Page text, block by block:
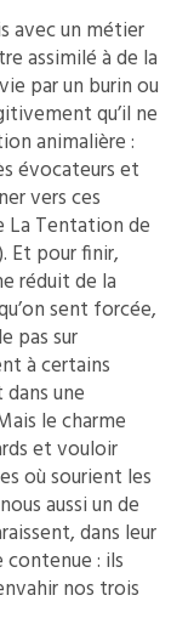
avec un métier
assimilé à de la
par un burin ou
qu’il ne
animalière :
évocateurs et
vers ces
La Tentation de
Et pour finir,
réduit de la
sent forcée,
pas sur
à certains
une
le charme
et vouloir
où sourient les
aussi un de
dans leur
: ils
nos trois